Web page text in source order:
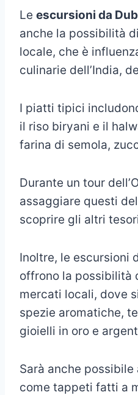
Le escursioni da
anche la possibilità
locale, che è
culinarie dell’India,
I piatti tipici
il riso biryani e il
farina di semola,
Durante un tour
assaggiare questi
scoprire gli altri
Inoltre, le escursioni
offrono la possibilità
mercati locali, dove
spezie aromatiche,
gioielli in oro e
Sarà anche
come tappeti fatti a